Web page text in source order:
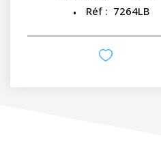
Réf : 7264LB